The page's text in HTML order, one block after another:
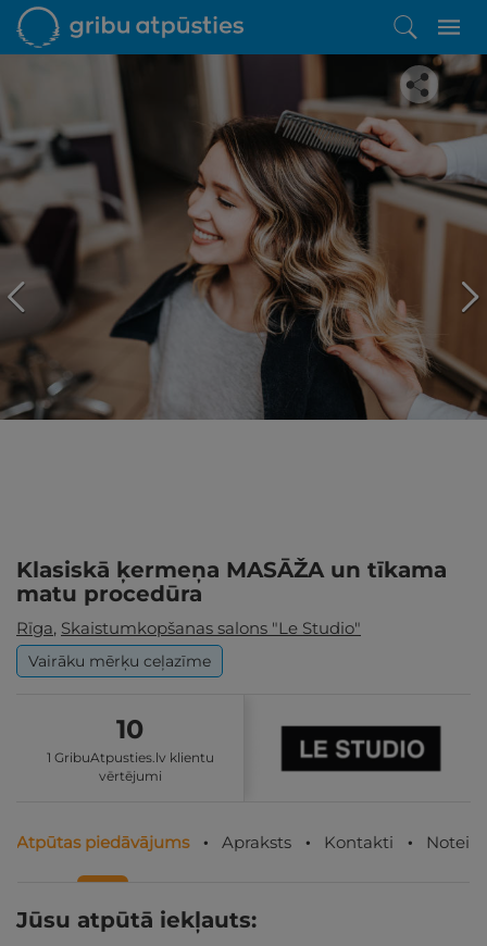
Iepatikās šis piedāvājums?
Līdz brīnišķīgai atpūtai atlikuši tikai daži soļi
PĒRKU
Klasiskā ķermeņa MASĀŽA un tīkama
matu procedūra
Rīga, Skaistumkopšanas salons "Le Studio"
Vairāku mērķu ceļazīme
10
1 GribuAtpusties.lv klientu
vērtējumi
Atpūtas piedāvājums Apraksts Kontakti
Jūsu atpūtā iekļauts: